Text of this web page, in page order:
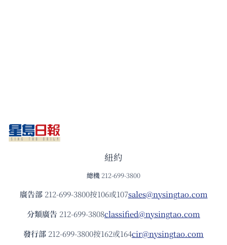
紐約
總機 212-699-3800
廣告部212-699-3800按106或107sales@nysingtao.com
分類廣告 212-699-3808classified@nysingtao.com
發⾏部 212-699-3800按162或164cir@nysingtao.com